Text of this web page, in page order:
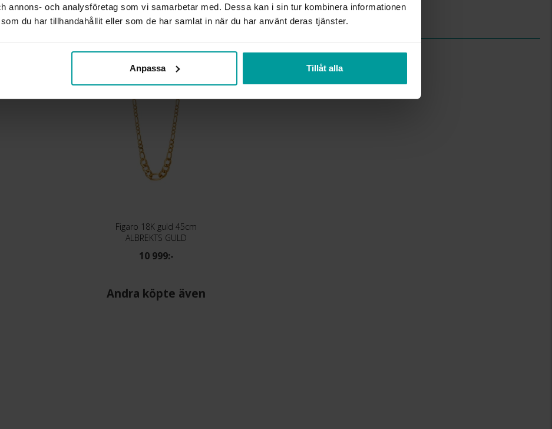
annons- och analysföretag som vi samarbetar med. Dessa kan i sin tur kombinera informationen
du har tillhandahållit eller som de har samlat in när du har använt deras tjänster.
Anpassa Tillåt alla
DETALJER
Ihålig kedja
VIKT CA (GRAM)
1,70
Liknande produkter
Figaro 18K guld 45cm
ALBREKTS GULD
10 999:-
Andra köpte även